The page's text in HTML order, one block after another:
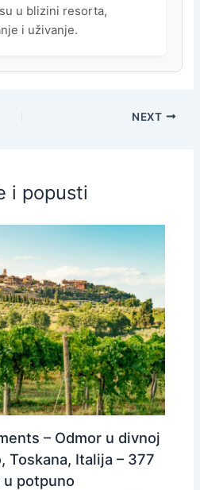
u blizini resorta,
i uživanje.
NEXT
i popusti
– Odmor u divnoj
Toskana, Italija – 377
u potpuno